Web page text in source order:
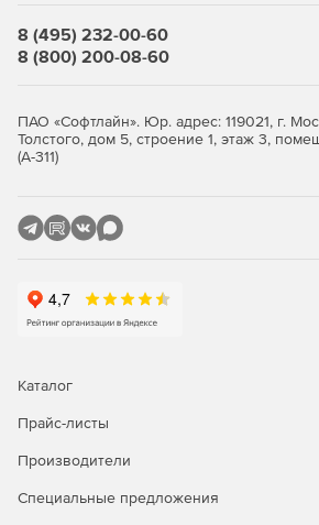
8 (495) 232-00-60
8 (800) 200-08-60
ПАО «Софтлайн». Юр. адрес: 119021, г.
Толстого, дом 5, строение 1, этаж 3,
(А-311)
Каталог
Прайс-листы
Производители
Специальные предложения